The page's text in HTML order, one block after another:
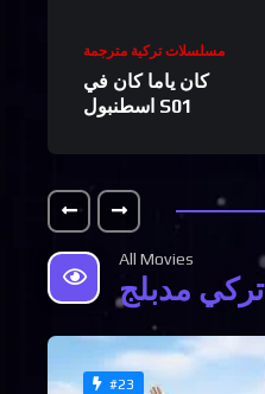
مسلسلات تركية مترجمة
كان ياما كان في
اسطنبول S01
All Movies
تركي مدبلج
#23